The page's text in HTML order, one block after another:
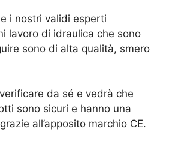
i nostri validi esperti
lavoro di idraulica che sono
sono di alta qualità, smero
da sé e vedrà che
sono sicuri e hanno una
all’apposito marchio CE.